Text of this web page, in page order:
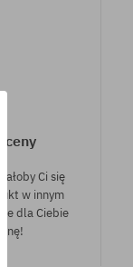
ceny
Ci się
w innym
dla Ciebie